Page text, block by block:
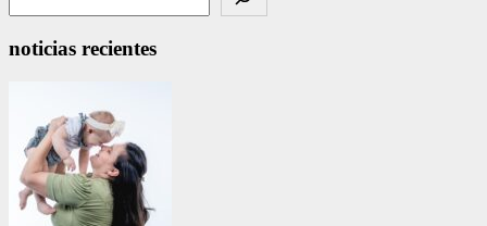
noticias recientes